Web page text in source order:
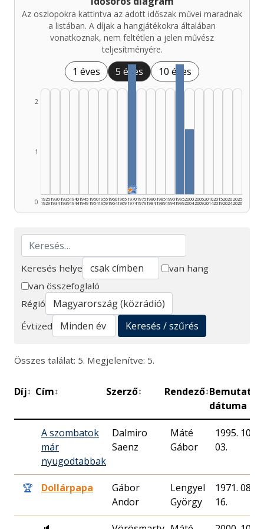
Az oszlopokra kattintva az adott időszak művei maradnak
a listában. A díjak a hangjátékokra általában
vonatkoznak, nem feltétlen a jelen művész
teljesítményére.
1 éves 5 éves 10 éves
0
1
2
1925
1929
1930
1934
1935
1939
1940
1944
1945
1949
1950
1954
1955
1959
1960
1964
1965
1969
🏆
★
1970
1974
1975
1979
1980
1984
1985
1989
1990
1994
1995
1999
2000
2004
2005
2009
2010
2014
2015
2019
2020
2024
2025
2026
Keresés
Keresés helye
van hang
van összefoglaló
Régió
Évtized
Keresés / szűrés
Összes találat: 5. Megjelenítve: 5.
Díj↕ Cím↕ Szerző↕ Rendező↕Bemutató
dátuma
A szombatok
már
nyugodtabbak
Dalmiro
Saenz
Máté
Gábor
1995. 10.
03.
🏆 Dollárpapa
Gábor
Andor
Lengyel
György
1971. 08.
16.